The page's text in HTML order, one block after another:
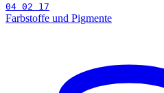
04 02 17
Farbstoffe und Pigmente